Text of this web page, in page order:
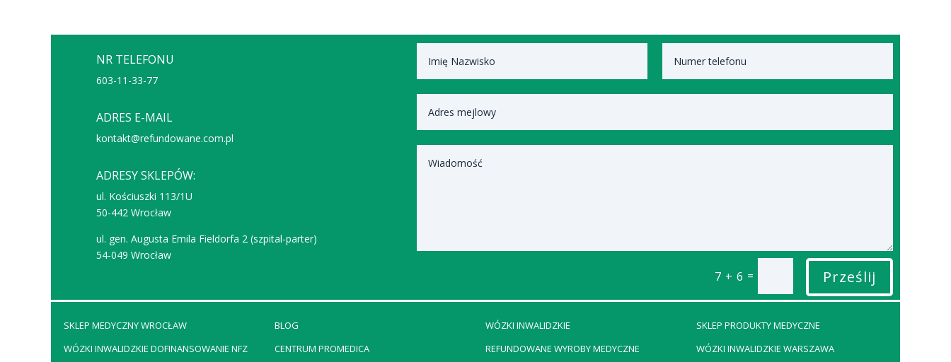
NR TELEFONU
603-11-33-77
ADRES E-MAIL
kontakt@refundowane.com.pl
ADRESY SKLEPÓW:
ul. Kościuszki 113/1U
50-442 Wrocław
ul. gen. Augusta Emila Fieldorfa 2 (szpital-parter)
54-049 Wrocław
7 + 6 = Prześlij
SKLEP MEDYCZNY WROCŁAW
WÓZKI INWALIDZKIE DOFINANSOWANIE NFZ
BLOG
CENTRUM PROMEDICA
WÓZKI INWALIDZKIE
REFUNDOWANE WYROBY MEDYCZNE
SKLEP PRODUKTY MEDYCZNE
WÓZKI INWALIDZKIE WARSZAWA